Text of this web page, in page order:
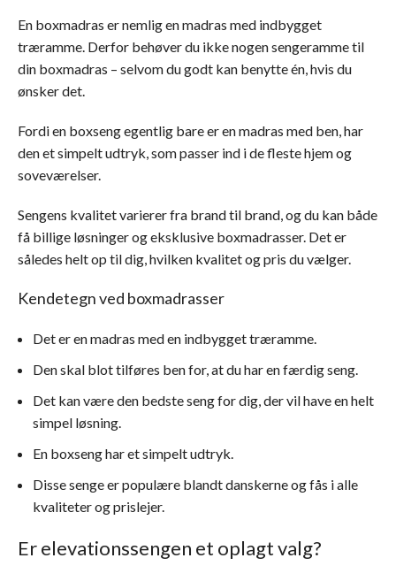
En boxmadras er nemlig en madras med indbygget
træramme. Derfor behøver du ikke nogen sengeramme til
din boxmadras – selvom du godt kan benytte én, hvis du
ønsker det.
Fordi en boxseng egentlig bare er en madras med ben, har
den et simpelt udtryk, som passer ind i de fleste hjem og
soveværelser.
Sengens kvalitet varierer fra brand til brand, og du kan både
få billige løsninger og eksklusive boxmadrasser. Det er
således helt op til dig, hvilken kvalitet og pris du vælger.
Kendetegn ved boxmadrasser
Det er en madras med en indbygget træramme.
Den skal blot tilføres ben for, at du har en færdig seng.
Det kan være den bedste seng for dig, der vil have en helt
simpel løsning.
En boxseng har et simpelt udtryk.
Disse senge er populære blandt danskerne og fås i alle
kvaliteter og prislejer.
Er elevationssengen et oplagt valg?